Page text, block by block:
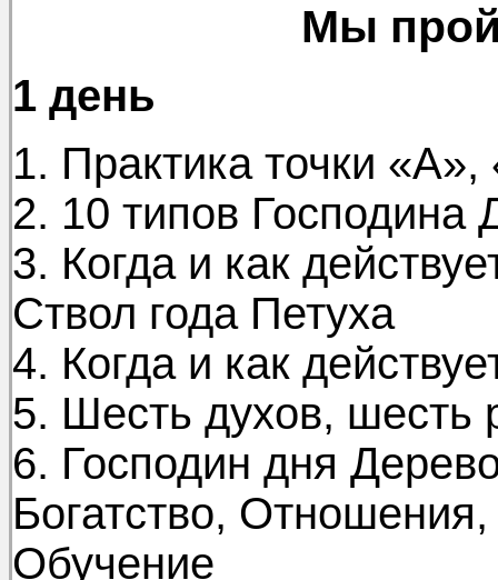
Мы
1 день
1. Практика точки
2. 10 типов Господина
3. Когда и как
Ствол года Петуха
4. Когда и как
5. Шесть духов, шесть
6. Господин дня
Богатство,
Обучение